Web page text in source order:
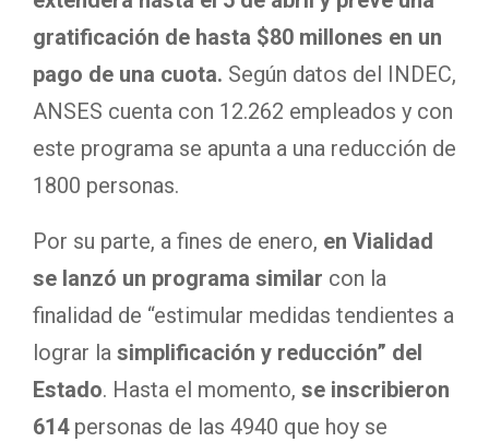
gratificación de hasta $80 millones en un
pago de una cuota. Según datos del INDEC,
ANSES cuenta con 12.262 empleados y con
este programa se apunta a una reducción de
1800 personas.
Por su parte, a fines de enero, en Vialidad
se lanzó un programa similar con la
finalidad de “estimular medidas tendientes a
lograr la simplificación y reducción” del
Estado. Hasta el momento, se inscribieron
614personas de las 4940 que hoy se